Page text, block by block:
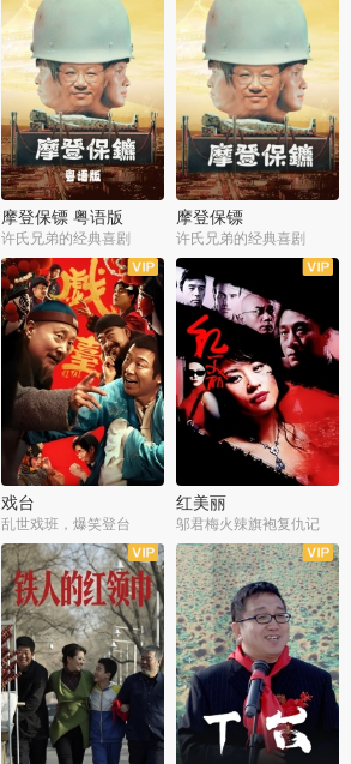
摩登保镖 粤语版
许氏兄弟的经典喜剧
摩登保镖
许氏兄弟的经典喜剧
戏台
乱世戏班，爆笑登台
红美丽
邬君梅火辣旗袍复仇记